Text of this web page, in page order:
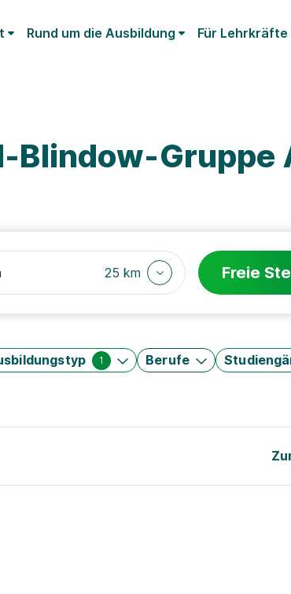
Rund um die Ausbildung Für Lehrkräfte
Blindow-Gruppe
25 km Freie
1 Berufe